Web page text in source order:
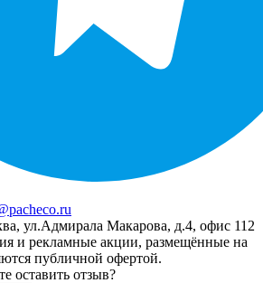
ул.Адмирала Макарова, д.4, офис 112
и рекламные акции, размещённые на
публичной офертой.
оставить отзыв?